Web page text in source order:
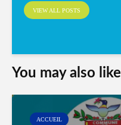
VIEW ALL POSTS
You may also like
ACCUEIL